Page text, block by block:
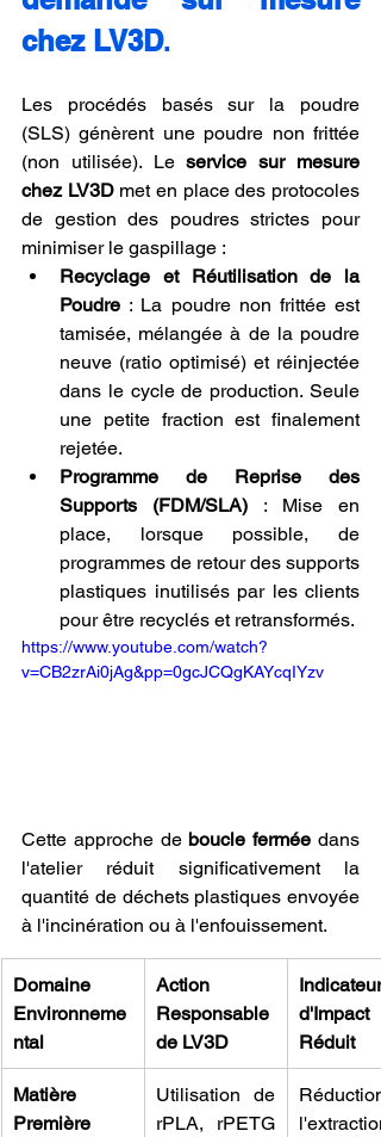
chez LV3D.
Les procédés basés sur la poudre
(SLS) génèrent une poudre non frittée
(non utilisée). Le service sur mesure
chez LV3D met en place des protocoles
de gestion des poudres strictes pour
minimiser le gaspillage :
Recyclage et Réutilisation de la
Poudre : La poudre non frittée est
tamisée, mélangée à de la poudre
neuve (ratio optimisé) et réinjectée
dans le cycle de production. Seule
une petite fraction est finalement
rejetée.
Programme de Reprise des
Supports (FDM/SLA) : Mise en
place, lorsque possible, de
programmes de retour des supports
plastiques inutilisés par les clients
pour être recyclés et retransformés.
https://www.youtube.com/watch?
v=CB2zrAi0jAg&pp=0gcJCQgKAYcqIYzv
Cette approche de boucle fermée dans
l'atelier réduit significativement la
quantité de déchets plastiques envoyée
à l'incinération ou à l'enfouissement.
Domaine
Environneme
ntal
Action
Responsable
de LV3D
Indicateur
d'Impact
Réduit
Matière
Première
Utilisation de
rPLA, rPETG